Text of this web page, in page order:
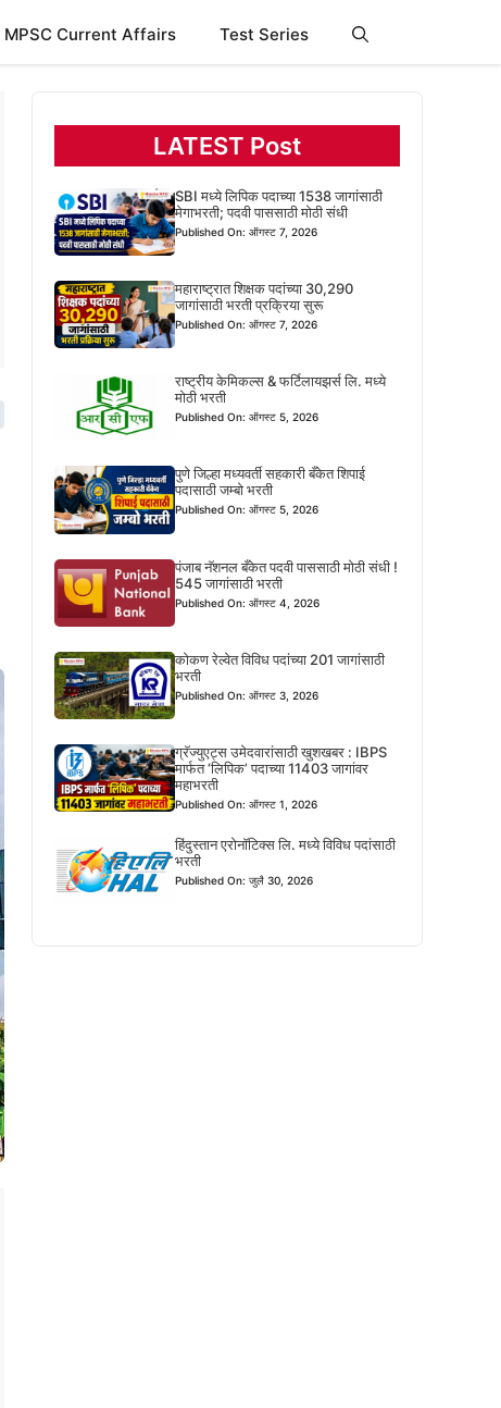
MPSC Current Affairs Test Series
LATEST Post
SBI मध्ये लिपिक पदाच्या 1538 जागांसाठी
मेगाभरती; पदवी पाससाठी मोठी संधी
Published On: ऑगस्ट 7, 2026
महाराष्ट्रात शिक्षक पदांच्या 30,290
जागांसाठी भरती प्रक्रिया सुरू
Published On: ऑगस्ट 7, 2026
राष्ट्रीय केमिकल्स & फर्टिलायझर्स लि. मध्ये
मोठी भरती
Published On: ऑगस्ट 5, 2026
पुणे जिल्हा मध्यवर्ती सहकारी बँकेत शिपाई
पदासाठी जम्बो भरती
Published On: ऑगस्ट 5, 2026
पंजाब नॅशनल बँकेत पदवी पाससाठी मोठी संधी !
545 जागांसाठी भरती
Published On: ऑगस्ट 4, 2026
कोकण रेल्वेत विविध पदांच्या 201 जागांसाठी
भरती
Published On: ऑगस्ट 3, 2026
ग्रॅज्युएट्स उमेदवारांसाठी खुशखबर : IBPS
मार्फत ‘लिपिक’ पदाच्या 11403 जागांवर
महाभरती
Published On: ऑगस्ट 1, 2026
हिंदुस्तान एरोनॉटिक्स लि. मध्ये विविध पदांसाठी
भरती
Published On: जुलै 30, 2026